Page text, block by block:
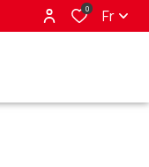
0 Fr